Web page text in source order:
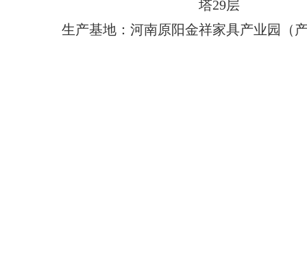
塔29层
生产基地：河南原阳金祥家具产业园（